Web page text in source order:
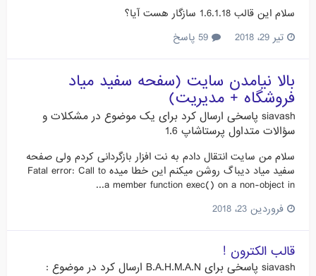
سلام این قالب 1.6.1.18 سازگار هست آیا؟
تیر 29، 2018
بالا نیامدن سایت (سفحه سفید میاد
فروشگاه + مدیریت)
siavash پاسخی ارسال کرد برای یک موضوع در مشکلات و
سؤالات متداول پرستاشاپ 1.6
سلام من سایت انتقال دادم به نت افزار بازگردانی کردم ولی صفحه
سفید میاد دیباگ روشن میکنم این خطا میده Fatal error: Call to
a member function exec() on a non-object in...
فروردین 23، 2018
قالب الکترون !
siavash پاسخی برای B.A.H.M.A.N ارسال کرد در موضوع :